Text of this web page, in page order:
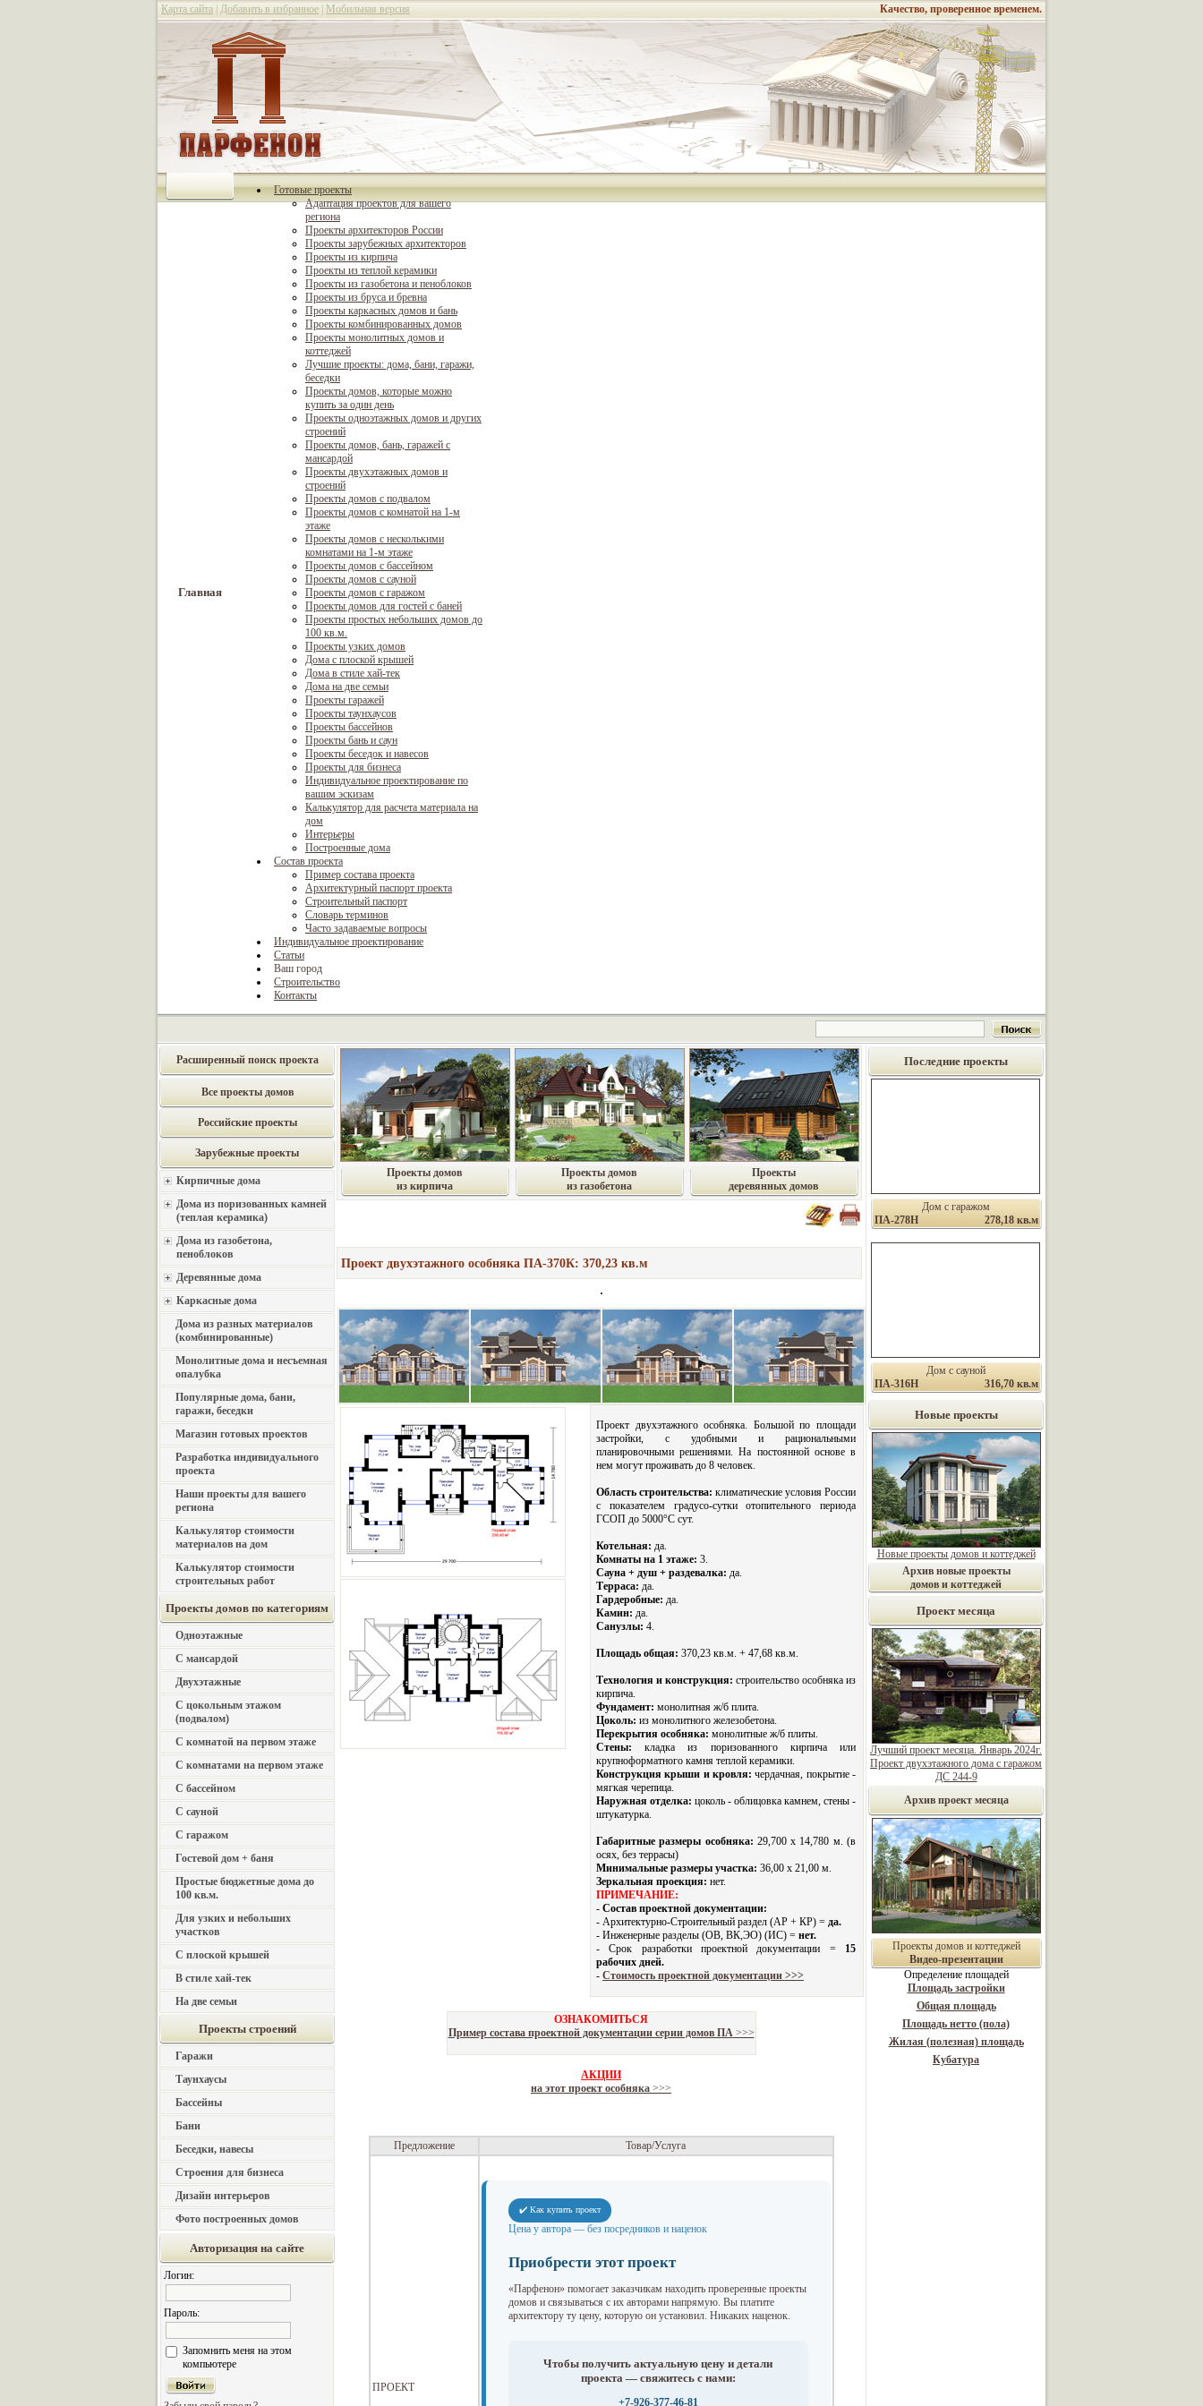
Карта сайта Добавить в избранное Мобильная версия Качество, проверенное временем.
Главная
Готовые проекты
Адаптация проектов для вашего
региона
Проекты архитекторов России
Проекты зарубежных архитекторов
Проекты из кирпича
Проекты из теплой керамики
Проекты из газобетона и пеноблоков
Проекты из бруса и бревна
Проекты каркасных домов и бань
Проекты комбинированных домов
Проекты монолитных домов и
коттеджей
Лучшие проекты: дома, бани, гаражи,
беседки
Проекты домов, которые можно
купить за один день
Проекты одноэтажных домов и других
строений
Проекты домов, бань, гаражей с
мансардой
Проекты двухэтажных домов и
строений
Проекты домов с подвалом
Проекты домов с комнатой на 1-м
этаже
Проекты домов с несколькими
комнатами на 1-м этаже
Проекты домов с бассейном
Проекты домов с сауной
Проекты домов с гаражом
Проекты домов для гостей с баней
Проекты простых небольших домов до
100 кв.м.
Проекты узких домов
Дома с плоской крышей
Дома в стиле хай-тек
Дома на две семьи
Проекты гаражей
Проекты таунхаусов
Проекты бассейнов
Проекты бань и саун
Проекты беседок и навесов
Проекты для бизнеса
Индивидуальное проектирование по
вашим эскизам
Калькулятор для расчета материала на
дом
Интерьеры
Построенные дома
Состав проекта
Пример состава проекта
Архитектурный паспорт проекта
Строительный паспорт
Словарь терминов
Часто задаваемые вопросы
Индивидуальное проектирование
Статьи
Ваш город
Строительство
Контакты
Расширенный поиск проекта
Все проекты домов
Российские проекты
Зарубежные проекты
Кирпичные дома
Дома из поризованных камней
(теплая керамика)
Дома из газобетона,
пеноблоков
Деревянные дома
Каркасные дома
Дома из разных материалов
(комбинированные)
Монолитные дома и несъемная
опалубка
Популярные дома, бани,
гаражи, беседки
Магазин готовых проектов
Разработка индивидуального
проекта
Наши проекты для вашего
региона
Калькулятор стоимости
материалов на дом
Калькулятор стоимости
строительных работ
Проекты домов по категориям
Одноэтажные
С мансардой
Двухэтажные
С цокольным этажом
(подвалом)
С комнатой на первом этаже
С комнатами на первом этаже
С бассейном
С сауной
С гаражом
Гостевой дом + баня
Простые бюджетные дома до
100 кв.м.
Для узких и небольших
участков
С плоской крышей
В стиле хай-тек
На две семьи
Проекты строений
Гаражи
Таунхаусы
Бассейны
Бани
Беседки, навесы
Строения для бизнеса
Дизайн интерьеров
Фото построенных домов
Авторизация на сайте
Логин:
Пароль:
Запомнить меня на этом
компьютере
Проекты домов
из кирпича
Проекты домов
из газобетона
Проекты
деревянных домов
Проект двухэтажного особняка ПА-370К: 370,23 кв.м
Проект двухэтажного особняка. Большой по площади
застройки, с удобными и рациональными
планировочными решениями. На постоянной основе в
нем могут проживать до 8 человек.
Область строительства: климатические условия России
с показателем градусо-сутки отопительного периода
ГСОП до 5000°С сут.
Котельная: да.
Комнаты на 1 этаже: 3.
Сауна + душ + раздевалка: да.
Терраса: да.
Гардеробные: да.
Камин: да.
Санузлы: 4.
Площадь общая: 370,23 кв.м. + 47,68 кв.м.
Технология и конструкция: строительство особняка из
кирпича.
Фундамент: монолитная ж/б плита.
Цоколь: из монолитного железобетона.
Перекрытия особняка: монолитные ж/б плиты.
Стены: кладка из поризованного кирпича или
крупноформатного камня теплой керамики.
Конструкция крыши и кровля: чердачная, покрытие -
мягкая черепица.
Наружная отделка: цоколь - облицовка камнем, стены -
штукатурка.
Габаритные размеры особняка: 29,700 х 14,780 м. (в
осях, без террасы)
Минимальные размеры участка: 36,00 x 21,00 м.
Зеркальная проекция: нет.
ПРИМЕЧАНИЕ:
- Состав проектной документации:
- Архитектурно-Строительный раздел (АР + КР) = да.
- Инженерные разделы (ОВ, ВК,ЭО) (ИС) = нет.
- Срок разработки проектной документации = 15
рабочих дней.
- Стоимость проектной документации >>>
ОЗНАКОМИТЬСЯ
Пример состава проектной документации серии домов ПА>>>
АКЦИИ
на этот проект особняка >>>
Предложение Товар/Услуга
ПРОЕКТ
✔️ Как купить проект
Цена у автора — без посредников и наценок
Приобрести этот проект
«Парфенон» помогает заказчикам находить проверенные проекты
домов и связываться с их авторами напрямую. Вы платите
архитектору ту цену, которую он установил. Никаких наценок.
Чтобы получить актуальную цену и детали
проекта — свяжитесь с нами:
+7-926-377-46-81
Последние проекты
Дом с гаражом
ПА-278Н
278,18 кв.м
Дом с сауной
ПА-316Н
316,70 кв.м
Новые проекты
Новые проекты домов и коттеджей
Архив новые проекты
домов и коттеджей
Проект месяца
Лучший проект месяца. Январь 2024г.
Проект двухэтажного дома с гаражом
ДС 244-9
Архив проект месяца
Проекты домов и коттеджей
Видео-презентации
Определение площадей
Площадь застройки
Общая площадь
Площадь нетто (пола)
Жилая (полезная) площадь
Кубатура